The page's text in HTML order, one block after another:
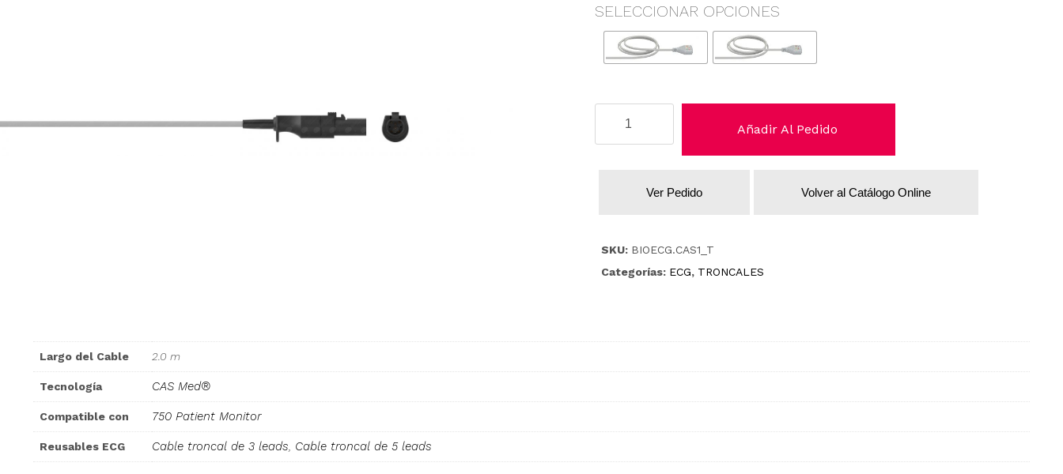
SELECCIONAR OPCIONES
Añadir Al Pedido
Ver Pedido Volver al Catálogo Online
SKU: BIOECG.CAS1_T
Categorías: ECG, TRONCALES
Largo del Cable 2.0 m
Tecnología CAS Med®
Compatible con 750 Patient Monitor
Reusables ECG Cable troncal de 3 leads, Cable troncal de 5 leads